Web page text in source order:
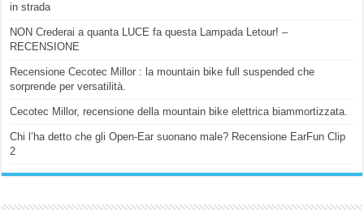
in strada
NON Crederai a quanta LUCE fa questa Lampada Letour! –
RECENSIONE
Recensione Cecotec Millor : la mountain bike full suspended che
sorprende per versatilità.
Cecotec Millor, recensione della mountain bike elettrica biammortizzata.
Chi l’ha detto che gli Open-Ear suonano male? Recensione EarFun Clip
2